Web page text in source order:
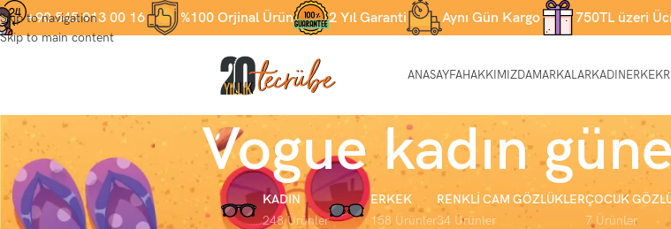
Skip to navigation
Skip to main content
+90 545 913 00 16 %100 Orjinal Ürün 2 Yıl Garanti Aynı Gün Kargo 750TL üzeri
ANASAYFAHAKKIMIZDAMARKALARKADINERKEK
Vogue kadın
KADIN
248 Ürünler
ERKEK
158 Ürünler
RENKLI CAM GÖZLÜKLER
34 Ürünler
ÇOCUK
7 Ürünler